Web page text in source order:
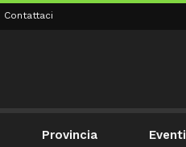
Contattaci
Provincia Eventi